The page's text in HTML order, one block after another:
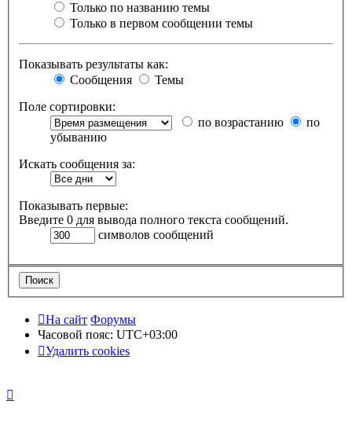
Только по названию темы
Только в первом сообщении темы
Показывать результаты как:
Сообщения
Темы
Поле сортировки:
по возрастанию
по
убыванию
Искать сообщения за:
Показывать первые:
Введите 0 для вывода полного текста сообщений.
символов сообщений
На сайт Форумы
Часовой пояс: UTC+03:00
Удалить cookies